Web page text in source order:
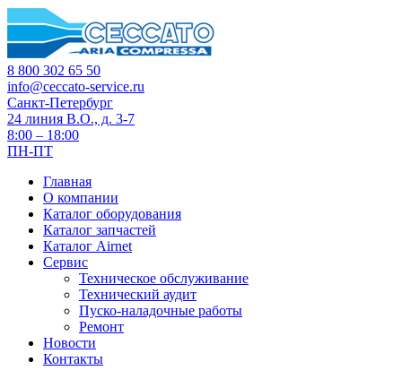
8 800 302 65 50
info@ceccato-service.ru
Санкт-Петербург
24 линия В.О., д. 3-7
8:00 – 18:00
ПН-ПТ
Главная
О компании
Каталог оборудования
Каталог запчастей
Каталог Airnet
Сервис
Техническое обслуживание
Технический аудит
Пуско-наладочные работы
Ремонт
Новости
Контакты